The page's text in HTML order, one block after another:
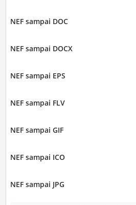
NEF sampai DOC
NEF sampai DOCX
NEF sampai EPS
NEF sampai FLV
NEF sampai GIF
NEF sampai ICO
NEF sampai JPG